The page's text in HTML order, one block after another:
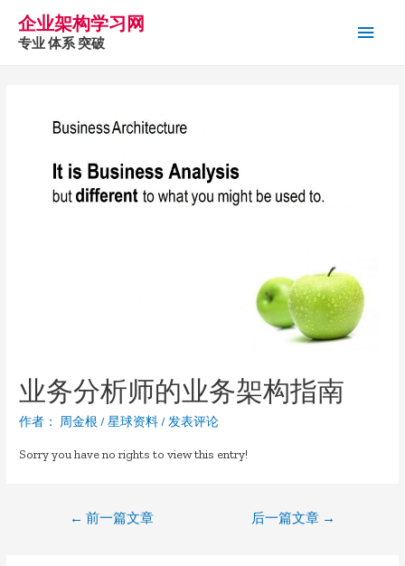
企业架构学习网
专业 体系 突破
主
业务分析师的业务架构指南
作者： 周金根 /星球资料/发表评论
Sorry you have no rights to view this entry!
← 前一篇文章 后一篇文章 →